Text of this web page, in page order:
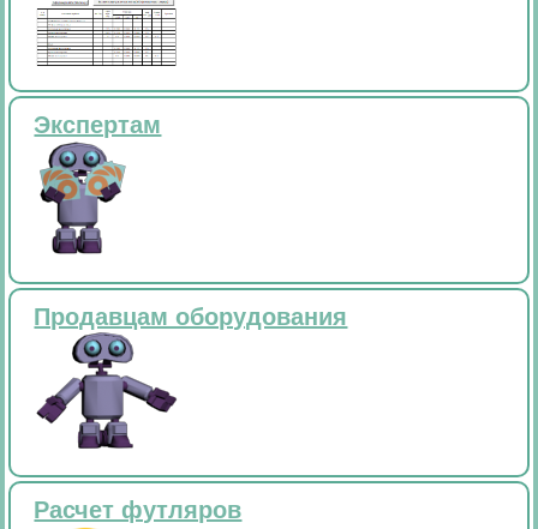
Экспертам
Продавцам оборудования
Расчет футляров